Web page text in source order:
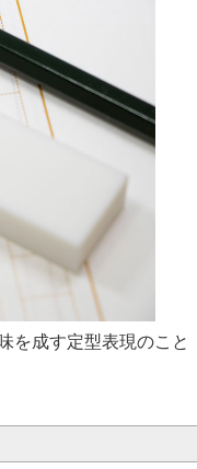
を成す定型表現のこと